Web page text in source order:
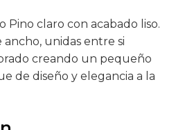
Pino claro con acabado liso.
ancho, unidas entre si
creando un pequeño
de diseño y elegancia a la